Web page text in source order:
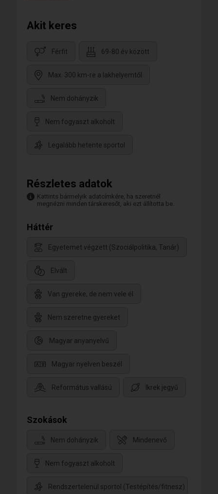
Akit keres
Férfit 69-80 év között
Max. 300 km-re a lakhelyemtől
Nem dohányzik
Nem fogyaszt alkoholt
Legalább hetente sportol
Részletes adatok
Kattints bármelyik adatcímkére, ha szeretnél
megnézni minden társkeresőt, aki ezt állította be.
Háttér
Egyetemet végzett (Szociálpolitika, Tanár)
Elvált
Van gyereke, de nem vele él
Nem szeretne gyereket
Magyar anyanyelvű
Magyar nyelven beszél
Református vallású Ikrek jegyű
Szokások
Nem dohányzik Mindenevő
Nem fogyaszt alkoholt
Rendszertelenül sportol (Testépítés/fitnesz)